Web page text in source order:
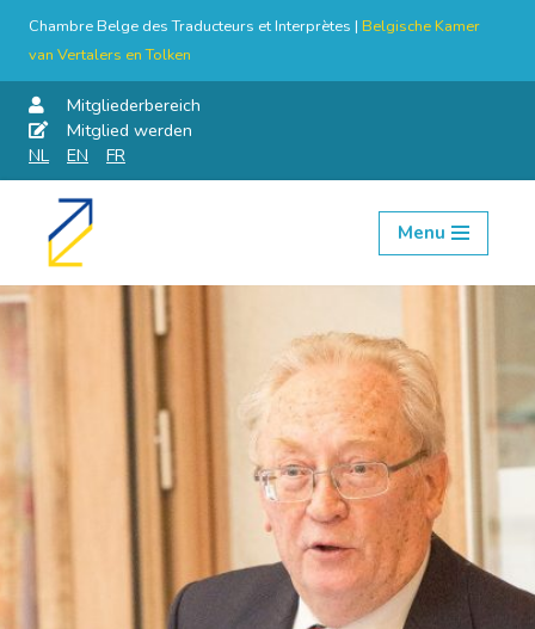
Chambre Belge des Traducteurs et Interprètes | Belgische Kamer
van Vertalers en Tolken
Mitgliederbereich
Mitglied werden
NL
EN FR
Skip
content
Menu